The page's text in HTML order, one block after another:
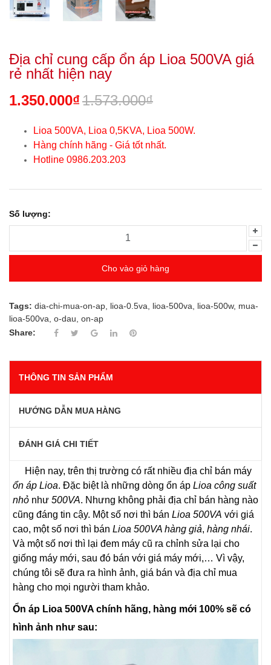
Địa chỉ cung cấp ổn áp Lioa 500VA giá
rẻ nhất hiện nay
1.350.000₫1.573.000₫
Lioa 500VA, Lioa 0,5KVA, Lioa 500W.
Hàng chính hãng - Giá tốt nhất.
Hotline 0986.203.203
Số lượng:
Cho vào giỏ hàng
Tags: dia-chi-mua-on-ap lioa-0.5va lioa-500va lioa-500w, mua-
lioa-500va o-dau on-ap
Share:
THÔNG TIN SẢN PHẨM
HƯỚNG DẪN MUA HÀNG
ĐÁNH GIÁ CHI TIẾT
Hiện nay, trên thị trường có rất nhiều địa chỉ bán máy
ổn áp Lioa. Đặc biệt là những dòng ổn áp Lioa công suất
nhỏ như 500VA. Nhưng không phải địa chỉ bán hàng nào
cũng đáng tin cậy. Một số nơi thì bán Lioa 500VA với giá
cao, một số nơi thì bán Lioa 500VA hàng giả, hàng nhái.
Và một số nơi thì lại đem máy cũ ra chỉnh sửa lại cho
giống máy mới, sau đó bán với giá máy mới,… Vì vậy,
chúng tôi sẽ đưa ra hình ảnh, giá bán và địa chỉ mua
hàng cho mọi người tham khảo.
Ổn áp Lioa 500VA chính hãng, hàng mới 100% sẽ có
hình ảnh như sau: